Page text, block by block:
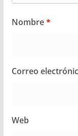
Nombre*
Correo
Web